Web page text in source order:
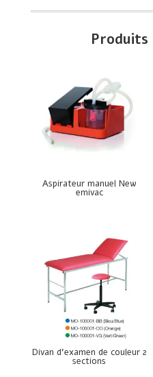
Produits
Aspirateur manuel New
emivac
Divan d’examen de couleur 2
sections